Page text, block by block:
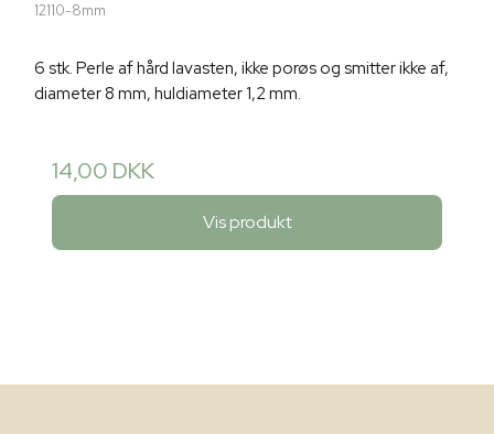
12110-8mm
6 stk. Perle af hård lavasten, ikke porøs og smitter ikke af,
diameter 8 mm, huldiameter 1,2 mm.
14,00 DKK
Vis produkt